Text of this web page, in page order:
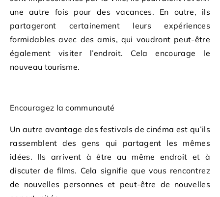
une autre fois pour des vacances. En outre, ils
partageront certainement leurs expériences
formidables avec des amis, qui voudront peut-être
également visiter l’endroit. Cela encourage le
nouveau tourisme.
Encouragez la communauté
Un autre avantage des festivals de cinéma est qu’ils
rassemblent des gens qui partagent les mêmes
idées. Ils arrivent à être au même endroit et à
discuter de films. Cela signifie que vous rencontrez
de nouvelles personnes et peut-être de nouvelles